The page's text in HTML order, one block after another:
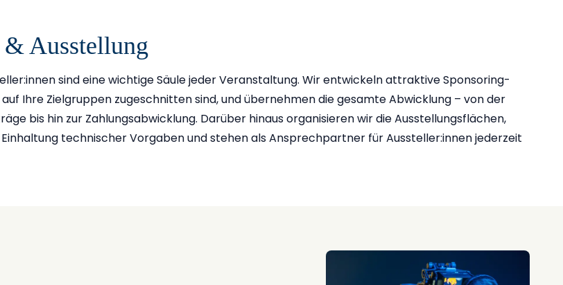
& Ausstellung
sind eine wichtige Säule jeder Veranstaltung. Wir entwickeln attraktive Sponsoring-
auf Ihre Zielgruppen zugeschnitten sind, und übernehmen die gesamte Abwicklung – von der
bis hin zur Zahlungsabwicklung. Darüber hinaus organisieren wir die Ausstellungsflächen,
technischer Vorgaben und stehen als Ansprechpartner für Aussteller:innen jederzeit